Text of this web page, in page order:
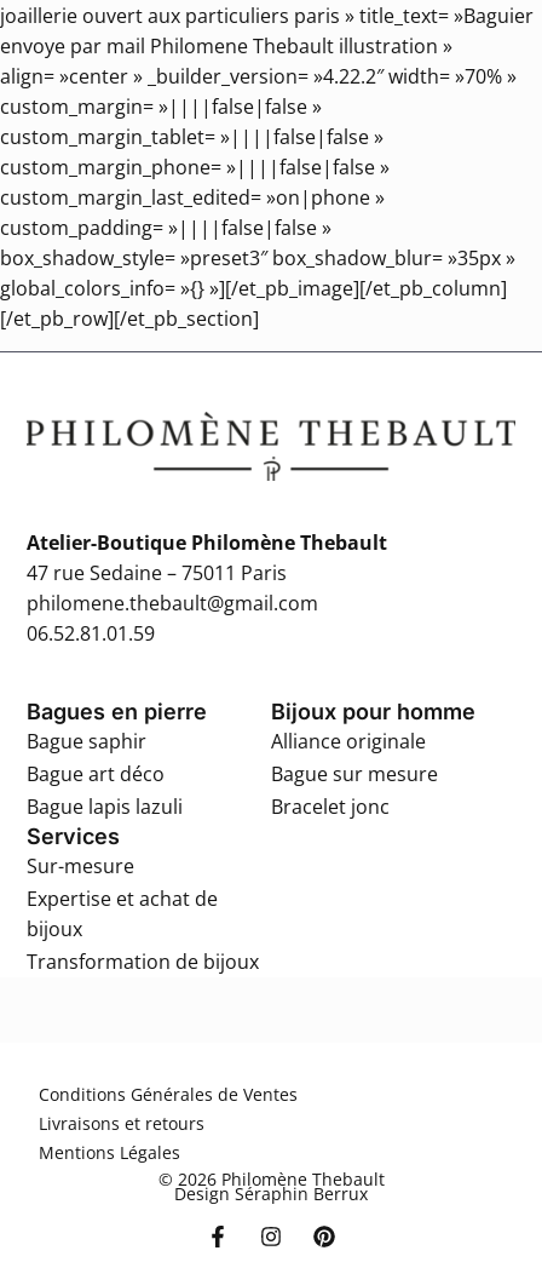
joaillerie ouvert aux particuliers paris » title_text= »Baguier
envoye par mail Philomene Thebault illustration »
align= »center » _builder_version= »4.22.2″ width= »70% »
custom_margin= »||||false|false »
custom_margin_tablet= »||||false|false »
custom_margin_phone= »||||false|false »
custom_margin_last_edited= »on|phone »
custom_padding= »||||false|false »
box_shadow_style= »preset3″ box_shadow_blur= »35px »
global_colors_info= »{} »][/et_pb_image][/et_pb_column]
[/et_pb_row][/et_pb_section]
Atelier-Boutique Philomène Thebault
47 rue Sedaine – 75011 Paris
philomene.thebault@gmail.com
06.52.81.01.59
Bagues en pierre
Bague saphir
Bague art déco
Bague lapis lazuli
Bijoux pour homme
Alliance originale
Bague sur mesure
Bracelet jonc
Services
Sur-mesure
Expertise et achat de
bijoux
Transformation de bijoux
Conditions Générales de Ventes
Livraisons et retours
Mentions Légales
© 2026 Philomène Thebault
Design Séraphin Berrux